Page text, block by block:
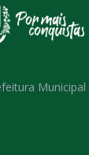
Municipal